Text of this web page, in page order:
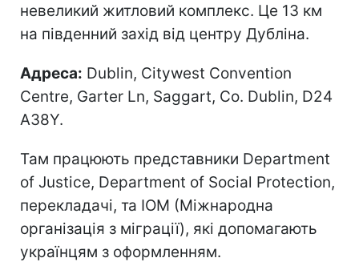
невеликий житловий комплекс. Це 13 км
на південний захід від центру Дубліна.
Адреса: Dublin, Citywest Convention
Centre, Garter Ln, Saggart, Co. Dublin, D24
A38Y.
Там працюють представники Department
of Justice, Department of Social Protection,
перекладачі, та IOM (Міжнародна
організація з міграції), які допомагають
українцям з оформленням.